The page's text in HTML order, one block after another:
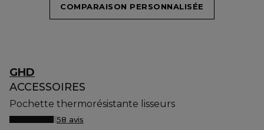
COMPARAISON PERSONNALISÉE
GHD
ACCESSOIRES
Pochette thermorésistante lisseurs
58 avis